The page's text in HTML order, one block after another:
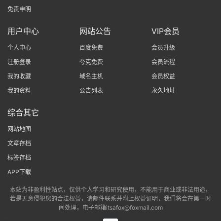
免责申明
用户中心
个人中心
注册登录
我的收藏
我的资料
网站公告
百度免费
夸克免费
域名主机
公告列表
VIP会员
会员升级
会员流程
会员权益
永久地址
综合其它
网站地图
文章存档
标签存档
APP下载
本站为非盈利性站点，仅供个人学习和研究使用，不能用于商业或非法用途，
若是无意侵犯您的合法权益，请邮件联系并附上权益证明，我们将会在第一时
间处理，电子邮箱itsafox@foxmail.com